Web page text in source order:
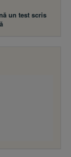
un test scris